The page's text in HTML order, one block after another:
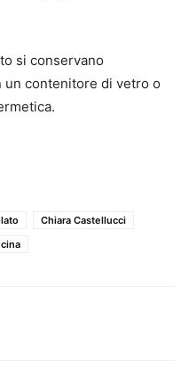
si conservano
un contenitore di vetro o
Chiara Castellucci